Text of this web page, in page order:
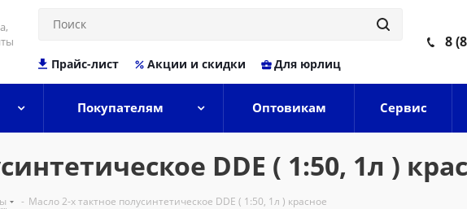
Прайс-лист Акции и скидки Для юрлиц
8
Покупателям Оптовикам Сервис
DDE ( 1:50, 1л )
- Масло 2-х тактное полусинтетическое DDE ( 1:50, 1л ) красное